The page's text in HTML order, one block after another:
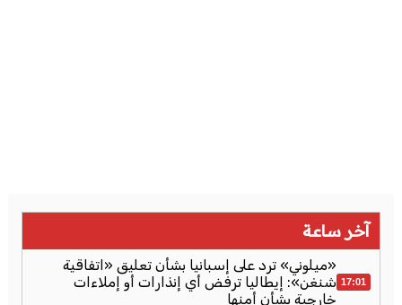
آخر ساعة
17:01
«ميلوني» ترد على إسبانيا بشأن تعليق «اتفاقية
شنغن»: إيطاليا ترفض أي إنذارات أو إملاءات
خارجية بشأن أمنها